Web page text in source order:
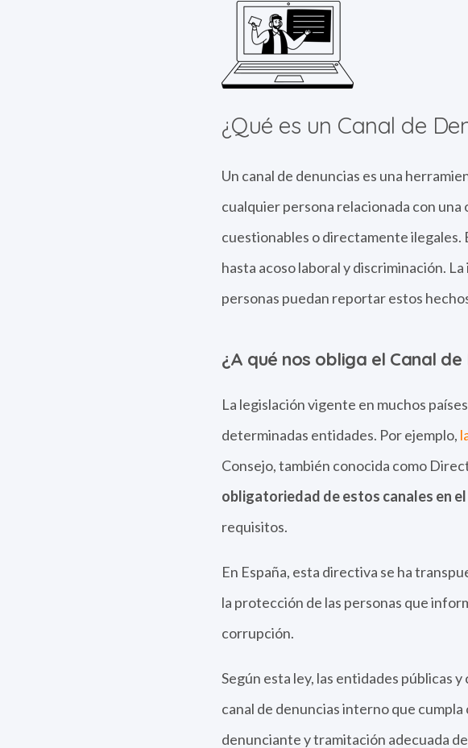
¿Qué es un Canal de
Un canal de denuncias es una
cualquier persona relacionada con
cuestionables o directamente
hasta acoso laboral y discriminación.
personas puedan reportar estos
¿A qué nos obliga el Canal de
La legislación vigente en muchos
determinadas entidades. Por ejemplo,
Consejo, también conocida como
obligatoriedad de estos canales en
requisitos.
En España, esta directiva se ha
la protección de las personas que
corrupción.
Según esta ley, las entidades públicas
canal de denuncias interno que
denunciante y tramitación adecuada